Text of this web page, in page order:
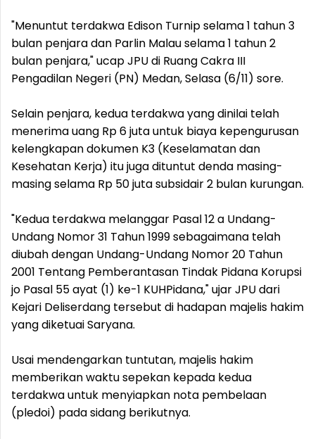
"Menuntut terdakwa Edison Turnip selama 1 tahun 3
bulan penjara dan Parlin Malau selama 1 tahun 2
bulan penjara," ucap JPU di Ruang Cakra III
Pengadilan Negeri (PN) Medan, Selasa (6/11) sore.
Selain penjara, kedua terdakwa yang dinilai telah
menerima uang Rp 6 juta untuk biaya kepengurusan
kelengkapan dokumen K3 (Keselamatan dan
Kesehatan Kerja) itu juga dituntut denda masing-
masing selama Rp 50 juta subsidair 2 bulan kurungan.
"Kedua terdakwa melanggar Pasal 12 a Undang-
Undang Nomor 31 Tahun 1999 sebagaimana telah
diubah dengan Undang-Undang Nomor 20 Tahun
2001 Tentang Pemberantasan Tindak Pidana Korupsi
jo Pasal 55 ayat (1) ke-1 KUHPidana," ujar JPU dari
Kejari Deliserdang tersebut di hadapan majelis hakim
yang diketuai Saryana.
Usai mendengarkan tuntutan, majelis hakim
memberikan waktu sepekan kepada kedua
terdakwa untuk menyiapkan nota pembelaan
(pledoi) pada sidang berikutnya.